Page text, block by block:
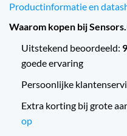
Productinformatie en
Waarom kopen bij
Uitstekend beoordeeld:
goede ervaring
Persoonlijke
Extra korting bij grote
op